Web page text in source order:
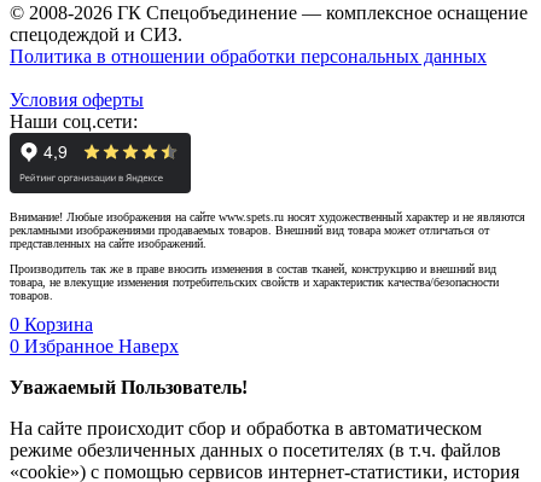
© 2008-2026 ГК Спецобъединение — комплексное оснащение
спецодеждой и СИЗ.
Политика в отношении обработки персональных данных
Условия оферты
Наши соц.сети:
Внимание! Любые изображения на сайте www.spets.ru носят художественный характер и не являются
рекламными изображениями продаваемых товаров. Внешний вид товара может отличаться от
представленных на сайте изображений.
Производитель так же в праве вносить изменения в состав тканей, конструкцию и внешний вид
товара, не влекущие изменения потребительских свойств и характеристик качества/безопасности
товаров.
0 Корзина
0 Избранное Наверх
Уважаемый Пользователь!
На сайте происходит сбор и обработка в автоматическом
режиме обезличенных данных о посетителях (в т.ч. файлов
«cookie») с помощью сервисов интернет-статистики, история